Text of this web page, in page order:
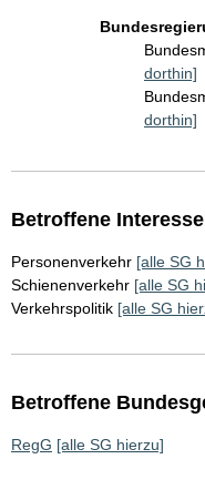
dorthin]
dorthin]
Betroffene
Personenverkehr [alle SG
Schienenverkehr [alle SG
Verkehrspolitik [alle SG
Betroffene
RegG [alle SG hierzu]